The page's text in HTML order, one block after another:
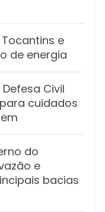
e
de energia
Civil
cuidados
do
e
bacias